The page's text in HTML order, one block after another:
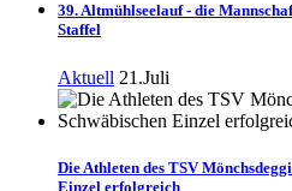
39. Altmühlseelauf - die
Staffel
Aktuell 21.Juli
Die Athleten des TSV
Einzel erfolgreich